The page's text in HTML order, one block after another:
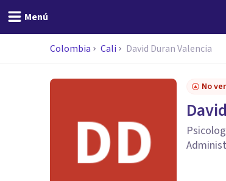
Menú
Colombia Cali David Duran Valencia
No